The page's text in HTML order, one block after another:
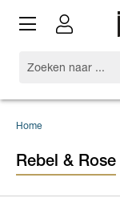
Home
Rebel & Rose